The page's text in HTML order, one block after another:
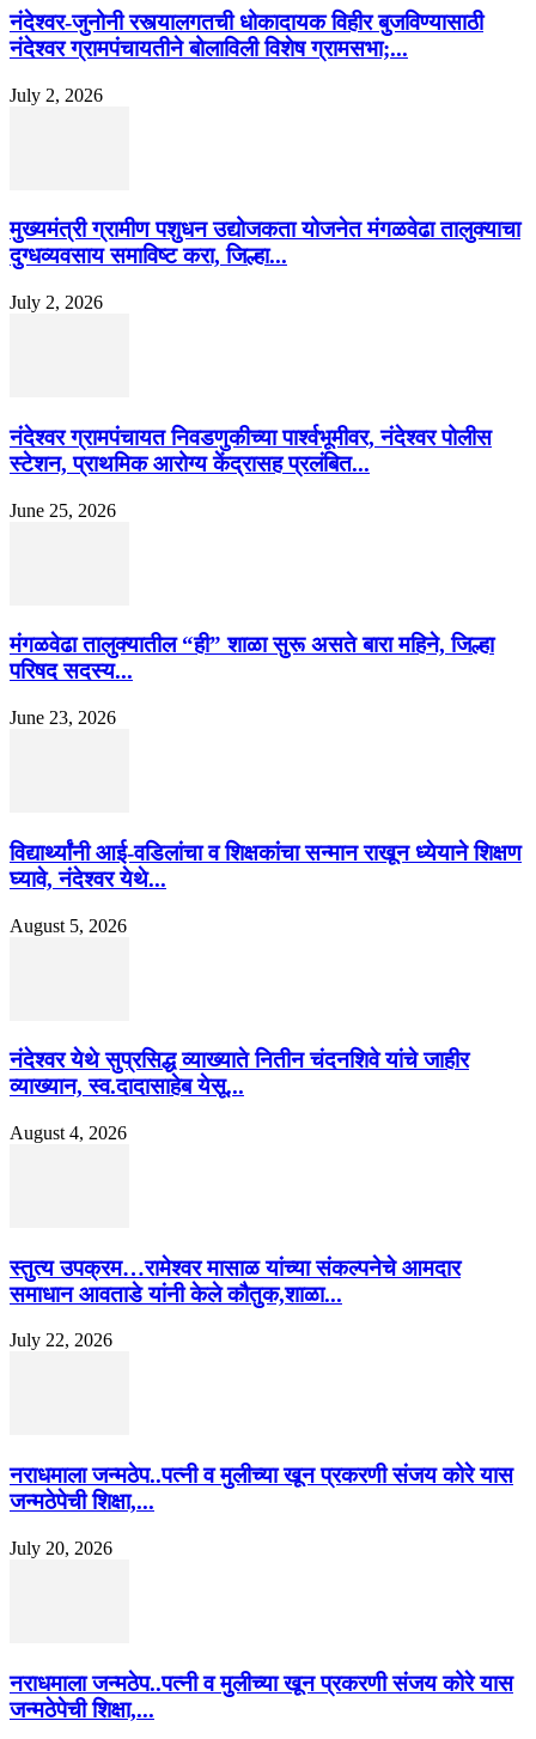
नंदेश्वर-जुनोनी रस्त्यालगतची धोकादायक विहीर बुजविण्यासाठी
नंदेश्वर ग्रामपंचायतीने बोलाविली विशेष ग्रामसभा;...
July 2, 2026
मुख्यमंत्री ग्रामीण पशुधन उद्योजकता योजनेत मंगळवेढा तालुक्याचा
दुग्धव्यवसाय समाविष्ट करा, जिल्हा...
July 2, 2026
नंदेश्वर ग्रामपंचायत निवडणुकीच्या पार्श्वभूमीवर, नंदेश्वर पोलीस
स्टेशन, प्राथमिक आरोग्य केंद्रासह प्रलंबित...
June 25, 2026
मंगळवेढा तालुक्यातील “ही” शाळा सुरू असते बारा महिने, जिल्हा
परिषद सदस्य...
June 23, 2026
विद्यार्थ्यांनी आई-वडिलांचा व शिक्षकांचा सन्मान राखून ध्येयाने शिक्षण
घ्यावे, नंदेश्वर येथे...
August 5, 2026
नंदेश्वर येथे सुप्रसिद्ध व्याख्याते नितीन चंदनशिवे यांचे जाहीर
व्याख्यान, स्व.दादासाहेब येसू...
August 4, 2026
स्तुत्य उपक्रम…रामेश्वर मासाळ यांच्या संकल्पनेचे आमदार
समाधान आवताडे यांनी केले कौतुक,शाळा...
July 22, 2026
नराधमाला जन्मठेप..पत्नी व मुलीच्या खून प्रकरणी संजय कोरे यास
जन्मठेपेची शिक्षा,...
July 20, 2026
नराधमाला जन्मठेप..पत्नी व मुलीच्या खून प्रकरणी संजय कोरे यास
जन्मठेपेची शिक्षा,...